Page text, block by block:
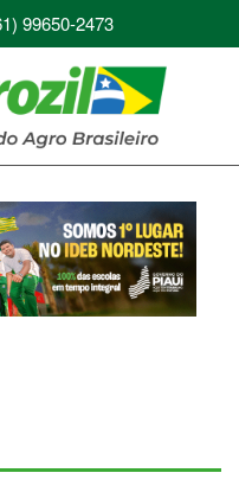
99650-2473